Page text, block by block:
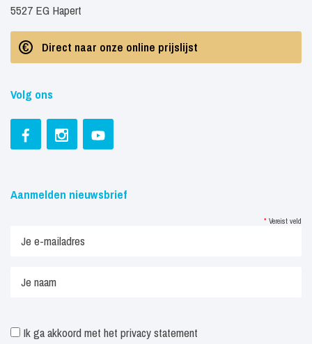
5527 EG Hapert
Direct naar onze online prijslijst
Volg ons
Aanmelden nieuwsbrief
* Vereist veld
Ik ga akkoord met het privacy statement